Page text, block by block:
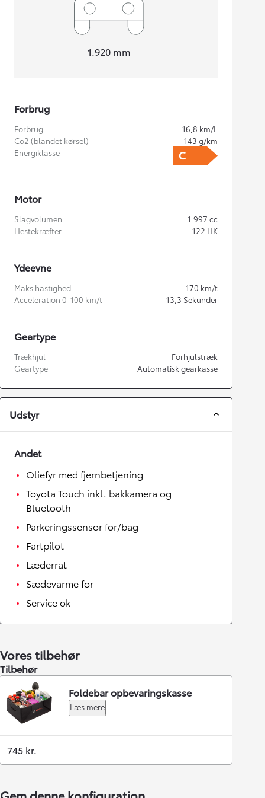
1.920 mm
Forbrug
Forbrug 16,8 km/L
Co2 (blandet kørsel)
143 g/km
Energiklasse
Motor
Slagvolumen 1.997 cc
Hestekræfter
122 HK
Ydeevne
Maks hastighed 170 km/t
Acceleration 0-100 km/t
13,3 Sekunder
Geartype
Trækhjul
Forhjulstræk
Geartype
Automatisk gearkasse
Udstyr
Andet
Oliefyr med fjernbetjening
Toyota Touch inkl. bakkamera og
Bluetooth
Parkeringssensor for/bag
Fartpilot
Læderrat
Sædevarme for
Service ok
Vores tilbehør
Tilbehør
Foldebar opbevaringskasse
Læs mere
745 kr.